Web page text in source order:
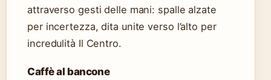
attraverso gesti delle mani: spalle alzate
per incertezza, dita unite verso l’alto per
incredulità Il Centro.
Caffè al bancone